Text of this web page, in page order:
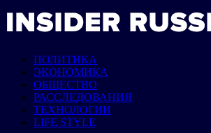
ПОЛИТИКА
ЭКОНОМИКА
ОБЩЕСТВО
РАССЛЕДОВАНИЯ
ТЕХНОЛОГИИ
LIFE STYLE